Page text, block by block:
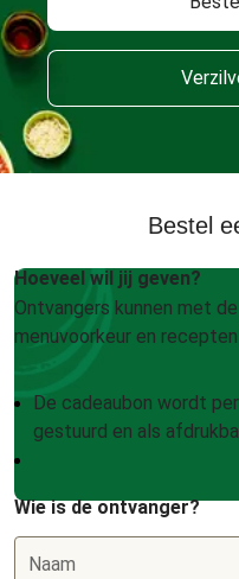
Bestel
Hoeveel wil jij geven?
Ontvangers kunnen met
menuvoorkeur en
De cadeaubon wordt
gestuurd en als
Wie is de ontvanger?
Naam